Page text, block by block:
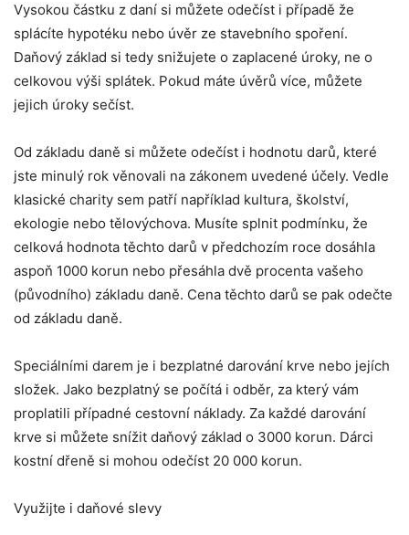
Vysokou částku z daní si můžete odečíst i případě že
splácíte hypotéku nebo úvěr ze stavebního spoření.
Daňový základ si tedy snižujete o zaplacené úroky, ne o
celkovou výši splátek. Pokud máte úvěrů více, můžete
jejich úroky sečíst.
Od základu daně si můžete odečíst i hodnotu darů, které
jste minulý rok věnovali na zákonem uvedené účely. Vedle
klasické charity sem patří například kultura, školství,
ekologie nebo tělovýchova. Musíte splnit podmínku, že
celková hodnota těchto darů v předchozím roce dosáhla
aspoň 1000 korun nebo přesáhla dvě procenta vašeho
(původního) základu daně. Cena těchto darů se pak odečte
od základu daně.
Speciálními darem je i bezplatné darování krve nebo jejích
složek. Jako bezplatný se počítá i odběr, za který vám
proplatili případné cestovní náklady. Za každé darování
krve si můžete snížit daňový základ o 3000 korun. Dárci
kostní dřeně si mohou odečíst 20 000 korun.
Využijte i daňové slevy